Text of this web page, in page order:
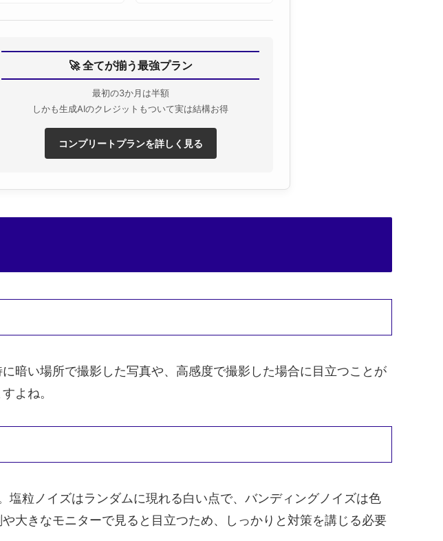
🚀 全てが揃う最強プラン
最初の3か月は半額
しかも生成AIのクレジットもついて実は結構お得
コンプリートプランを詳しく見る
暗い場所で撮影した写真や、高感度で撮影した場合に目立つことが
よね。
粒ノイズはランダムに現れる白い点で、バンディングノイズは色
大きなモニターで見ると目立つため、しっかりと対策を講じる必要